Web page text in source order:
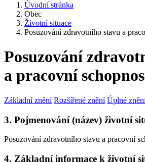
Úvodní stránka
Obec
Životní situace
Posuzování zdravotního stavu a
Posuzování
a pracovní
Základní znění Rozšířené znění Úplné
3. Pojmenování (název) životní
Posuzování zdravotního stavu a pracovní
4. Základní informace k životní